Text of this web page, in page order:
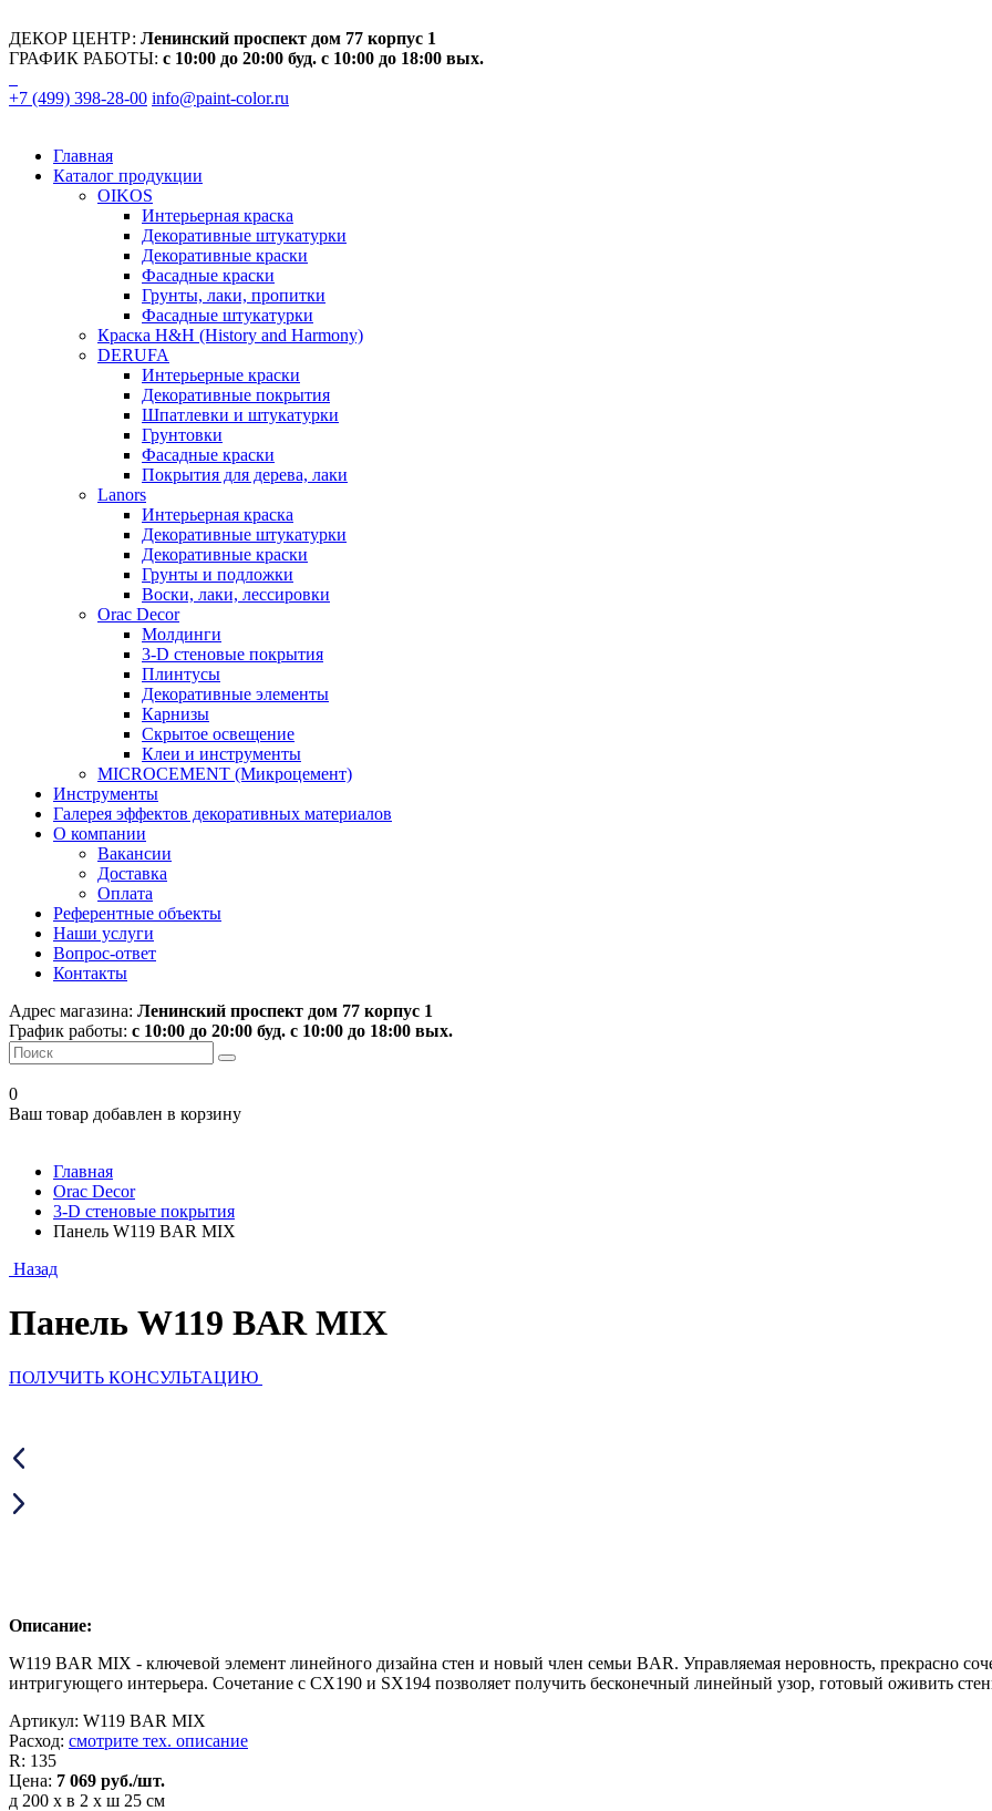
ДЕКОР ЦЕНТР: Ленинский проспект дом 77 корпус 1
ГРАФИК РАБОТЫ: с 10:00 до 20:00 буд. с 10:00 до 18:00 вых.
+7 (499) 398-28-00 info@paint-color.ru
Главная
Каталог продукции
OIKOS
Интерьерная краска
Декоративные штукатурки
Декоративные краски
Фасадные краски
Грунты, лаки, пропитки
Фасадные штукатурки
Краска H&H (History and Harmony)
DERUFA
Интерьерные краски
Декоративные покрытия
Шпатлевки и штукатурки
Грунтовки
Фасадные краски
Покрытия для дерева, лаки
Lanors
Интерьерная краска
Декоративные штукатурки
Декоративные краски
Грунты и подложки
Воски, лаки, лессировки
Orac Decor
Молдинги
3-D стеновые покрытия
Плинтусы
Декоративные элементы
Карнизы
Скрытое освещение
Клеи и инструменты
MICROCEMENT (Микроцемент)
Инструменты
Галерея эффектов декоративных материалов
О компании
Вакансии
Доставка
Оплата
Референтные объекты
Наши услуги
Вопрос-ответ
Контакты
Адрес магазина: Ленинский проспект дом 77 корпус 1
График работы: с 10:00 до 20:00 буд. с 10:00 до 18:00 вых.
0
Ваш товар добавлен в корзину
Главная
Orac Decor
3-D стеновые покрытия
Панель W119 BAR MIX
Назад
Панель W119 BAR MIX
ПОЛУЧИТЬ КОНСУЛЬТАЦИЮ
Описание:
W119 BAR MIX - ключевой элемент линейного дизайна стен и новый член семьи BAR. Управляемая неровность, прекрасно
интригующего интерьера. Сочетание с CX190 и SX194 позволяет получить бесконечный линейный узор, готовый оживить
Артикул: W119 BAR MIX
Расход: смотрите тех. описание
R: 135
Цена: 7 069 руб./шт.
д 200 x в 2 x ш 25 см